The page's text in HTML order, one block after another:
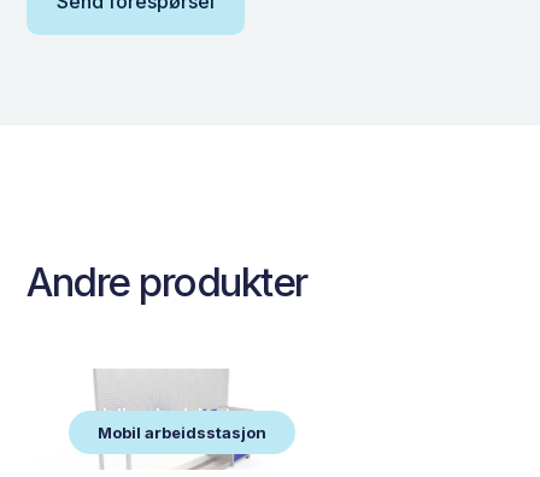
Andre produkter
Mobil arbeidsstasjon
Mobil arbeidsstasjon